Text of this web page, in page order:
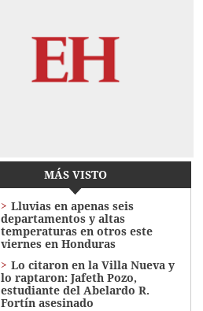
MÁS VISTO
Lluvias en apenas seis
departamentos y altas
temperaturas en otros este
viernes en Honduras
Lo citaron en la Villa Nueva y
lo raptaron: Jafeth Pozo,
estudiante del Abelardo R.
Fortín asesinado